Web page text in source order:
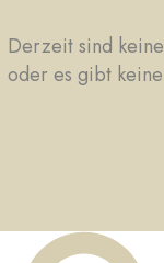
Derzeit sind
oder es gibt